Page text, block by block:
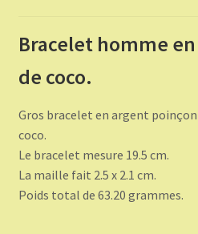
Bracelet homme
de coco.
Gros bracelet en argent
coco.
Le bracelet mesure 19.5 cm.
La maille fait 2.5 x 2.1 cm.
Poids total de 63.20 grammes.